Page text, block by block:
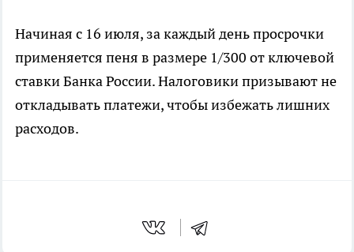
Начиная с 16 июля, за каждый день просрочки
применяется пеня в размере 1/300 от ключевой
ставки Банка России. Налоговики призывают не
откладывать платежи, чтобы избежать лишних
расходов.